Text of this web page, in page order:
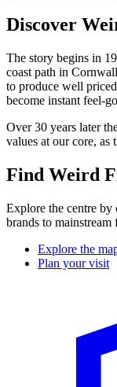
Discover
The story begins in
coast path in
to produce well
become instant feel-
Over 30 years later
values at our core, as
Find Weird
Explore the centre
brands to
Explore the
Plan your visit